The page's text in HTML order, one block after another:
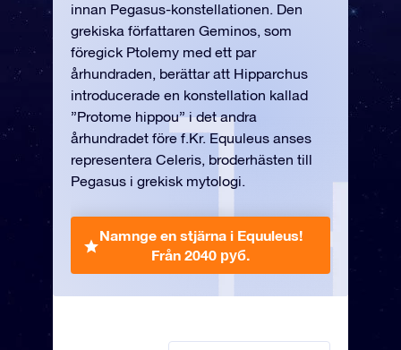
innan Pegasus-konstellationen. Den
grekiska författaren Geminos, som
föregick Ptolemy med ett par
århundraden, berättar att Hipparchus
introducerade en konstellation kallad
”Protome hippou” i det andra
århundradet före f.Kr. Equuleus anses
representera Celeris, broderhästen till
Pegasus i grekisk mytologi.
Namnge en stjärna i Equuleus!
Från 2040 руб.